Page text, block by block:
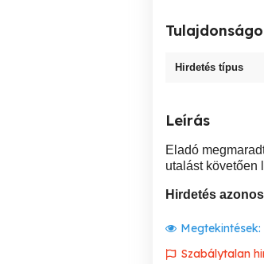
Hirdetés típus
Leírás
Eladó
utalást követően
Hirdetés
Megtekintések:
Szabálytalan